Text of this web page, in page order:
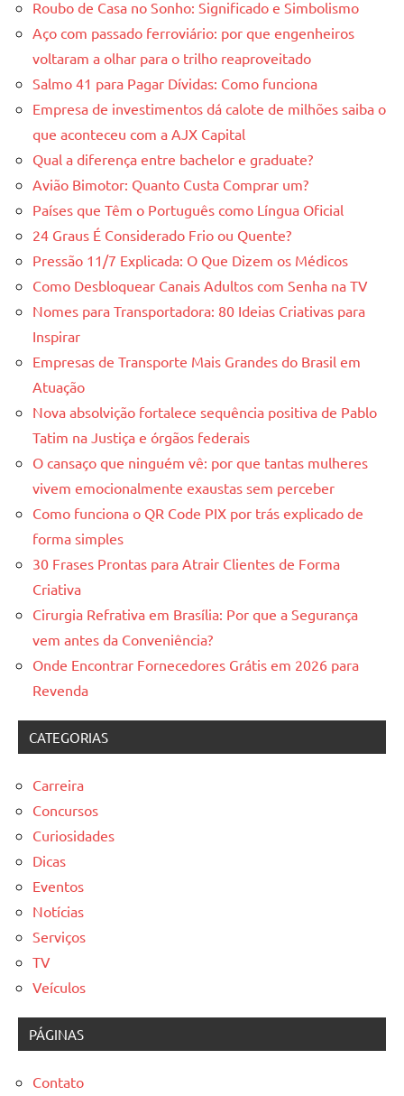
Roubo de Casa no Sonho: Significado e Simbolismo
Aço com passado ferroviário: por que engenheiros
voltaram a olhar para o trilho reaproveitado
Salmo 41 para Pagar Dívidas: Como funciona
Empresa de investimentos dá calote de milhões saiba o
que aconteceu com a AJX Capital
Qual a diferença entre bachelor e graduate?
Avião Bimotor: Quanto Custa Comprar um?
Países que Têm o Português como Língua Oficial
24 Graus É Considerado Frio ou Quente?
Pressão 11/7 Explicada: O Que Dizem os Médicos
Como Desbloquear Canais Adultos com Senha na TV
Nomes para Transportadora: 80 Ideias Criativas para
Inspirar
Empresas de Transporte Mais Grandes do Brasil em
Atuação
Nova absolvição fortalece sequência positiva de Pablo
Tatim na Justiça e órgãos federais
O cansaço que ninguém vê: por que tantas mulheres
vivem emocionalmente exaustas sem perceber
Como funciona o QR Code PIX por trás explicado de
forma simples
30 Frases Prontas para Atrair Clientes de Forma
Criativa
Cirurgia Refrativa em Brasília: Por que a Segurança
vem antes da Conveniência?
Onde Encontrar Fornecedores Grátis em 2026 para
Revenda
CATEGORIAS
Carreira
Concursos
Curiosidades
Dicas
Eventos
Notícias
Serviços
TV
Veículos
PÁGINAS
Contato